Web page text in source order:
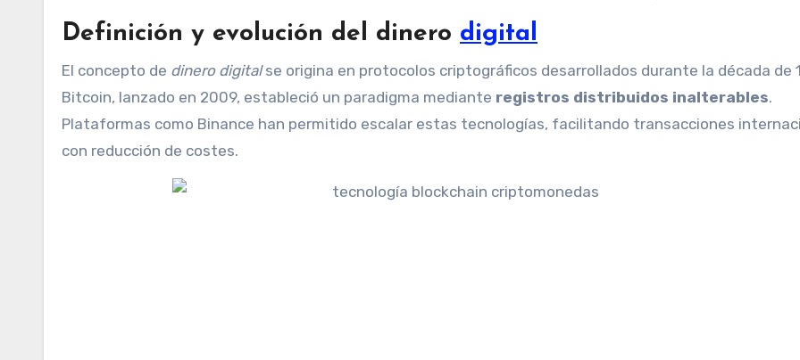
Definición y evolución del dinero digital
El concepto de dinero digitalse origina en protocolos criptográficos desarrollados durante la década de
Bitcoin, lanzado en 2009, estableció un paradigma mediante registros distribuidos inalterables.
Plataformas como Binance han permitido escalar estas tecnologías, facilitando transacciones
con reducción de costes.